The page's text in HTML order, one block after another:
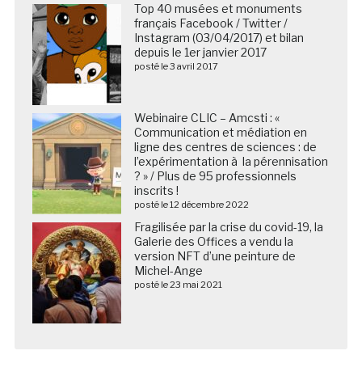
Top 40 musées et monuments
français Facebook / Twitter /
Instagram (03/04/2017) et bilan
depuis le 1er janvier 2017
posté le 3 avril 2017
Webinaire CLIC – Amcsti : «
Communication et médiation en
ligne des centres de sciences : de
l’expérimentation à la pérennisation
? » / Plus de 95 professionnels
inscrits !
posté le 12 décembre 2022
Fragilisée par la crise du covid-19, la
Galerie des Offices a vendu la
version NFT d’une peinture de
Michel-Ange
posté le 23 mai 2021